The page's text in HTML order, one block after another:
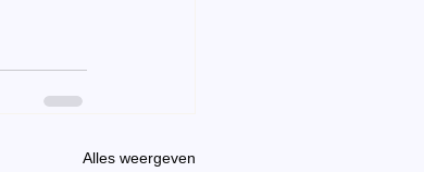
Alles weergeven